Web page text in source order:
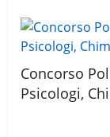
Concorso
Psicologi,